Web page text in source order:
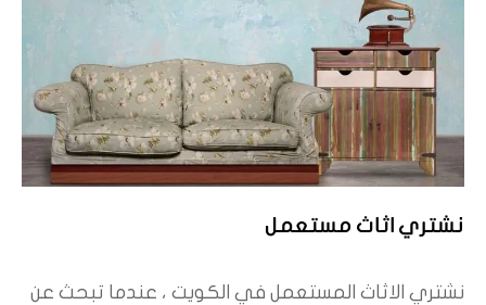
نشتري اثاث مستعمل
نشتري الاثاث المستعمل في الكويت ، عندما تبحث عن